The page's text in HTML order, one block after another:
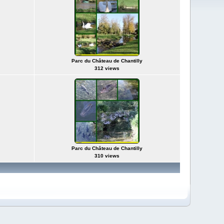
Parc du Château de Chantilly
312 views
Parc du Château de Chantilly
310 views